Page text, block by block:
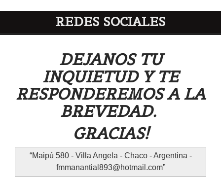
REDES SOCIALES
DEJANOS TU
INQUIETUD Y TE
RESPONDEREMOS A LA
BREVEDAD.
GRACIAS!
Maipú 580 - Villa Angela - Chaco - Argentina -
fmmanantial893@hotmail.com